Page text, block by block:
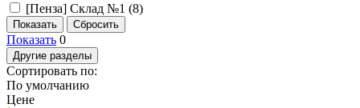
[Пенза] Склад №1 (8)
Показать 0
Другие разделы
Сортировать по:
По умолчанию
Цене